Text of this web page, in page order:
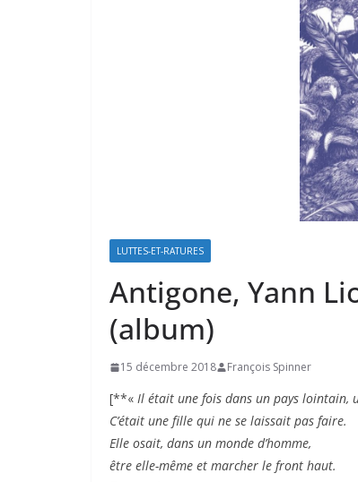
LUTTES-ET-RATURES
Antigone, Yann
(album)
15 décembre 2018 François Spinner
[**« Il était une fois dans un pays lointain,
C’était une fille qui ne se laissait pas faire.
Elle osait, dans un monde d’homme,
être elle-même et marcher le front haut.